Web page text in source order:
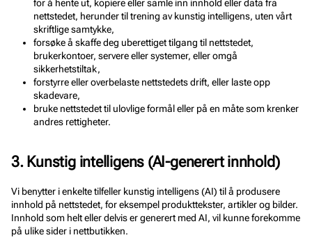
for å hente ut, kopiere eller samle inn innhold eller data fra
nettstedet, herunder til trening av kunstig intelligens, uten vårt
skriftlige samtykke,
forsøke å skaffe deg uberettiget tilgang til nettstedet,
brukerkontoer, servere eller systemer, eller omgå
sikkerhetstiltak,
forstyrre eller overbelaste nettstedets drift, eller laste opp
skadevare,
bruke nettstedet til ulovlige formål eller på en måte som krenker
andres rettigheter.
3. Kunstig intelligens (AI-generert innhold)
Vi benytter i enkelte tilfeller kunstig intelligens (AI) til å produsere
innhold på nettstedet, for eksempel produkttekster, artikler og bilder.
Innhold som helt eller delvis er generert med AI, vil kunne forekomme
på ulike sider i nettbutikken.